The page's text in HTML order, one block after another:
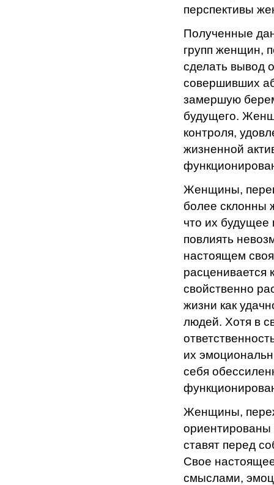
перспективы
Полученные
групп женщин,
сделать вывод
совершивших
замершую
будущего.
контроля,
жизненной
Женщины,
более склонны
что их будущее
повлиять
настоящем
свойственно
жизни как
людей. Хотя в
их
себя
Женщины,
ставят перед
Свое
смыслами,